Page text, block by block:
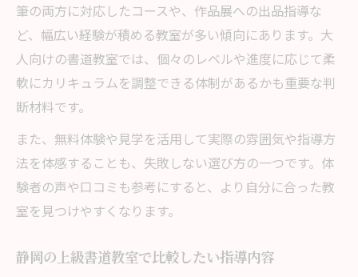
筆の両方に対応したコースや、作品展への出品指導な
ど、幅広い経験が積める教室が多い傾向にあります。大
人向けの書道教室では、個々のレベルや進度に応じて柔
軟にカリキュラムを調整できる体制があるかも重要な判
断材料です。
また、無料体験や見学を活用して実際の雰囲気や指導方
法を体感することも、失敗しない選び方の一つです。体
験者の声や口コミも参考にすると、より自分に合った教
室を見つけやすくなります。
静岡の上級書道教室で比較したい指導内容